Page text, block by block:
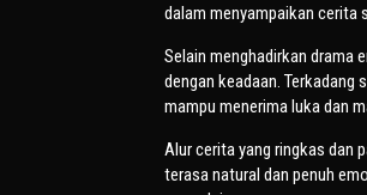
dalam menyampaikan cerita
Selain menghadirkan drama
dengan keadaan.
mampu menerima luka dan
Alur cerita yang ringkas dan
terasa natural dan penuh